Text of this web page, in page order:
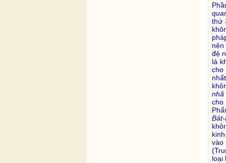
thứ
nên
đệ
là
cho
nhã
cho
kinh
vào
loại